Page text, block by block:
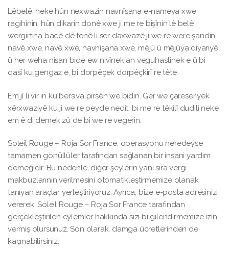
Lêbelê, heke hûn nexwazin navnîşana e-nameya xwe
ragihînin, hûn dikarin donê xwe ji me re bişînin lê belê
wergirtina bacê dê tenê li ser daxwazê ​​ji we re were şandin,
navê xwe, navê xwe, navnîşana xwe, mêjû û mêjûya diyariyê
û her weha nîşan bide ew nivînek an veguhastinek e û bi
qasî ku gengaz e, bi dorpêçek dorpêçkirî re tête.
Em jî li vir in ku bersiva pirsên we bidin. Ger we çareseriyek
xêrxwaziyê ku ji we re peyde nedît, bi me re têkilî dudilî neke,
em ê di demek zû de bi we re vegerin.
Soleil Rouge – Roja Sor France, operasyonu neredeyse
tamamen gönüllüler tarafından sağlanan bir insani yardım
derneğidir. Bu nedenle, diğer şeylerin yanı sıra vergi
makbuzlarının verilmesini otomatikleştirmemize olanak
tanıyan araçlar yerleştiriyoruz. Ayrıca, bize e-posta adresinizi
vererek, Soleil Rouge – Roja Sor France tarafından
gerçekleştirilen eylemler hakkında sizi bilgilendirmemize izin
vermiş olursunuz. Son olarak, damga ücretlerinden de
kaçınabilirsiniz.